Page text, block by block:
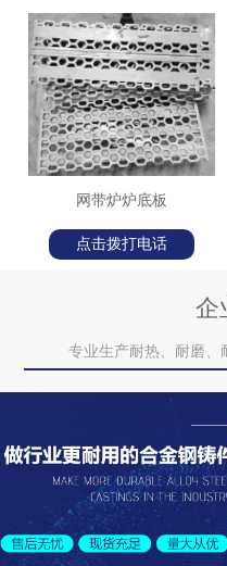
网带炉炉底板
点击拨打电话
企
专业生产耐热、耐磨、